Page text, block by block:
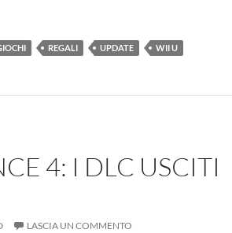
REGALI UPDATE WII U
4: I DLC USCITI
LASCIA UN COMMENTO